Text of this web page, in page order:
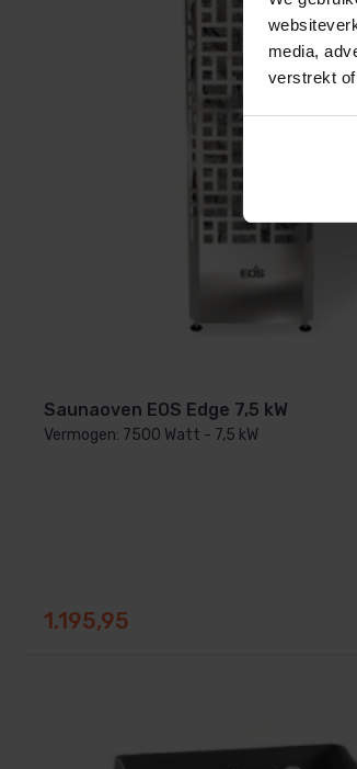
media,
verstrekt
ontspannende saunasessies.
Saunaoven EOS Edge 7,5 kW
Vermogen: 7500 Watt - 7,5 kW
1.195,95